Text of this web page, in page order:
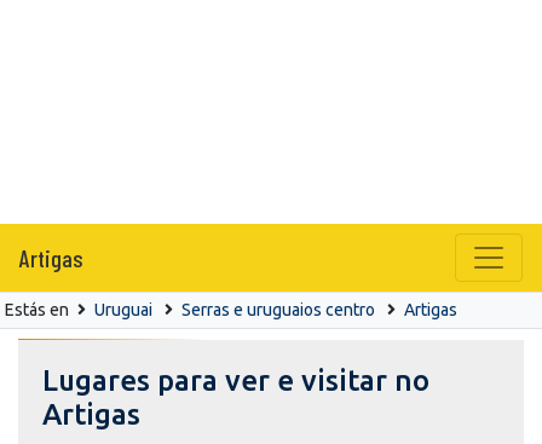
Artigas
Estás en Uruguai Serras e uruguaios centro Artigas
Lugares para ver e visitar no
Artigas